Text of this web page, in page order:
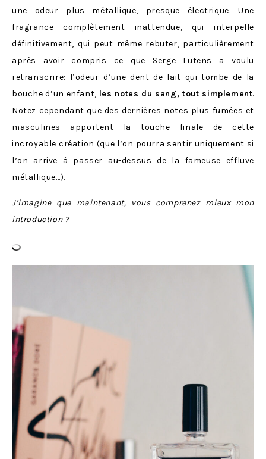
une odeur plus métallique, presque électrique. Une
fragrance complètement inattendue, qui interpelle
définitivement, qui peut même rebuter, particulièrement
après avoir compris ce que Serge Lutens a voulu
retranscrire: l’odeur d’une dent de lait qui tombe de la
bouche d’un enfant, les notes du sang, tout simplement.
Notez cependant que des dernières notes plus fumées et
masculines apportent la touche finale de cette
incroyable création (que l’on pourra sentir uniquement si
l’on arrive à passer au-dessus de la fameuse effluve
métallique…).
J’imagine que maintenant, vous comprenez mieux mon
introduction ?